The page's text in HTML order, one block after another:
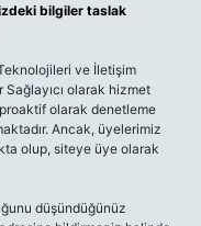
bilgiler taslak
ve İletişim
Sağlayıcı olarak hizmet
olarak denetleme
Ancak, üyelerimiz
olup, siteye üye olarak
düşündüğünüz